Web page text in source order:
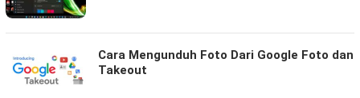
Cara Mengunduh Foto Dari Google Foto dan
Takeout